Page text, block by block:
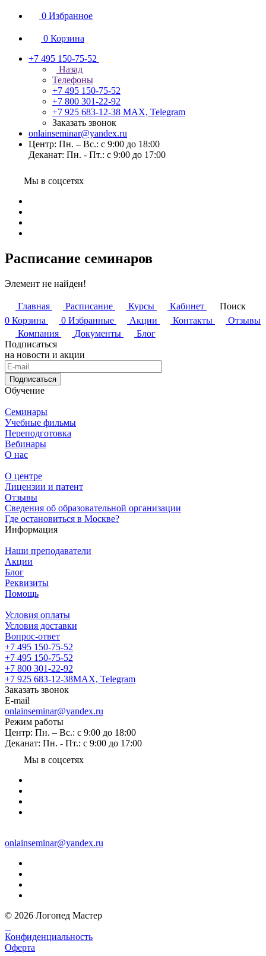
0 Избранное
0 Корзина
+7 495 150-75-52
Назад
Телефоны
+7 495 150-75-52
+7 800 301-22-92
+7 925 683-12-38 MAX, Telegram
Заказать звонок
onlainseminar@yandex.ru
Центр: Пн. – Вс.: с 9:00 до 18:00
Деканат: Пн. - Пт.: с 9:00 до 17:00
Мы в соцсетях
Расписание семинаров
Элемент не найден!
Главная Расписание Курсы Кабинет
Поиск
0 Корзина 0 Избранные Акции Контакты
Отзывы
Компания
Документы
Блог
Подписаться
на новости и акции
Подписаться
Обучение
Семинары
Учебные фильмы
Переподготовка
Вебинары
О нас
О центре
Лицензии и патент
Отзывы
Сведения об образовательной организации
Где остановиться в Москве?
Информация
Наши преподаватели
Акции
Блог
Реквизиты
Помощь
Условия оплаты
Условия доставки
Вопрос-ответ
+7 495 150-75-52
+7 495 150-75-52
+7 800 301-22-92
+7 925 683-12-38MAX, Telegram
Заказать звонок
E-mail
onlainseminar@yandex.ru
Режим работы
Центр: Пн. – Вс.: с 9:00 до 18:00
Деканат: Пн. - Пт.: с 9:00 до 17:00
Мы в соцсетях
onlainseminar@yandex.ru
© 2026 Логопед Мастер
Конфиденциальность
Оферта